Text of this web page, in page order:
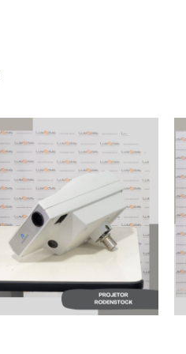
MAQUINARIA
PROJETOR
RODENSTOCK